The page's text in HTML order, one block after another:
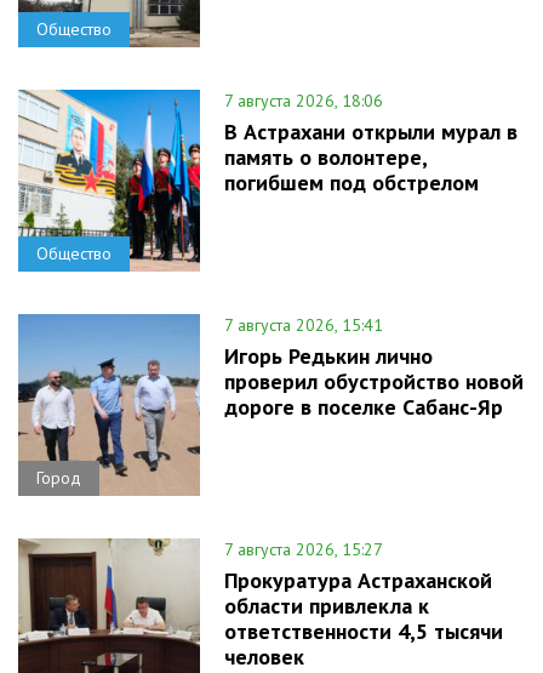
Общество
Общество
7 августа 2026, 18:06
В Астрахани открыли мурал в
память о волонтере,
погибшем под обстрелом
Город
7 августа 2026, 15:41
Игорь Редькин лично
проверил обустройство новой
дороге в поселке Сабанс-Яр
7 августа 2026, 15:27
Прокуратура Астраханской
области привлекла к
ответственности 4,5 тысячи
человек